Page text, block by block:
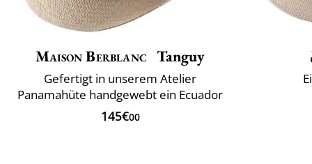
Maison Berblanc Tanguy
Gefertigt in unserem Atelier
Panamahüte handgewebt ein Ecuador
145€00